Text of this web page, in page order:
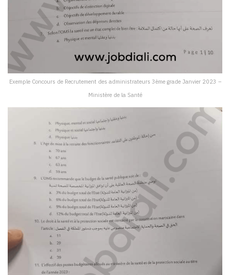
Exemple Concours de Recrutement des administrateurs 3ème grade Janvier 2023 –
Ministère de la Santé